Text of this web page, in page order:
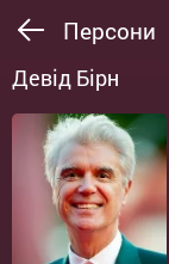
Персони
Девід Бірн